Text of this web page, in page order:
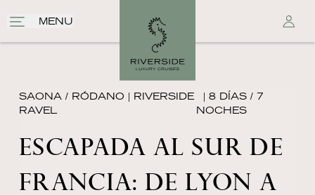
MENU
SAONA / RÓDANO | RIVERSIDE
RAVEL
| 8 DÍAS / 7
NOCHES
ESCAPADA AL SUR DE
FRANCIA: DE LYON A